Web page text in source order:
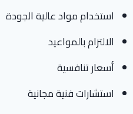
استخدام مواد عالية الجودة
الالتزام بالمواعيد
أسعار تنافسية
استشارات فنية مجانية